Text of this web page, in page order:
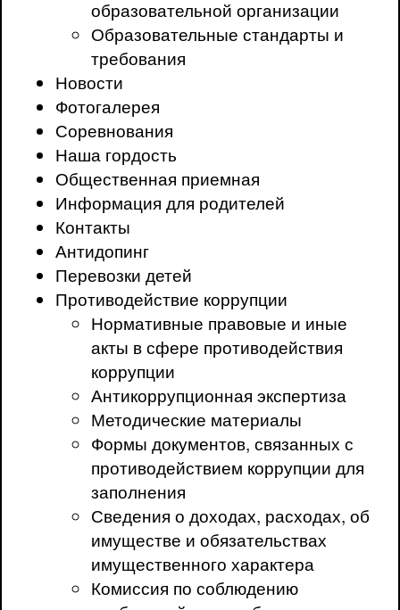
образовательной организации
Образовательные стандарты и
требования
Новости
Фотогалерея
Соревнования
Наша гордость
Общественная приемная
Информация для родителей
Контакты
Антидопинг
Перевозки детей
Противодействие коррупции
Нормативные правовые и иные
акты в сфере противодействия
коррупции
Антикоррупционная экспертиза
Методические материалы
Формы документов, связанных с
противодействием коррупции для
заполнения
Сведения о доходах, расходах, об
имуществе и обязательствах
имущественного характера
Комиссия по соблюдению